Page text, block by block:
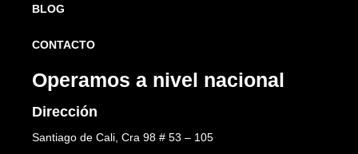
BLOG
CONTACTO
Operamos a nivel nacional
Dirección
Santiago de Cali, Cra 98 # 53 – 105